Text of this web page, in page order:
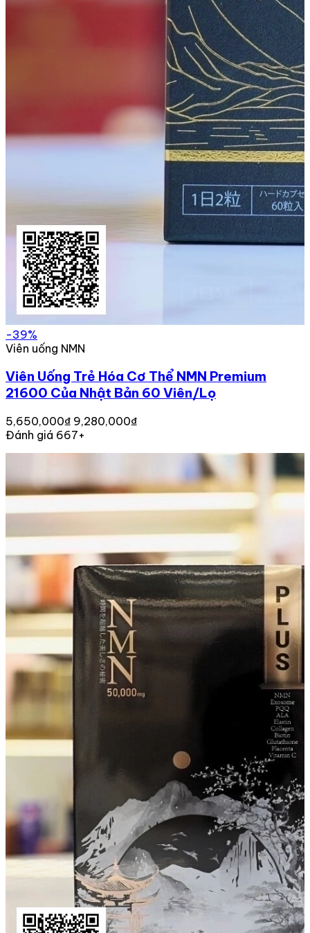
-39%
Viên uống NMN
Viên Uống Trẻ Hóa Cơ Thể NMN Premium
21600 Của Nhật Bản 60 Viên/Lọ
5,650,000₫ 9,280,000₫
Đánh giá 667+